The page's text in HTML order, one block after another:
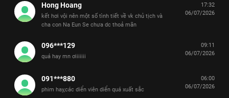
Hong Hoang
kết hơi vội nên một số tình tiết về vk chủ tịch và
cha con Na Eun Se chưa dc thoả mãn
17:32
06/07/2026
096***129
quá hay mn ơiiiiiii
09:11
06/07/2026
091***880
phim hay,các diển viên diển quá xuất sắc
06:00
06/07/2026